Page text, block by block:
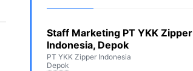
Staff Marketing PT YKK Zipper
Indonesia, Depok
PT YKK Zipper Indonesia
Depok